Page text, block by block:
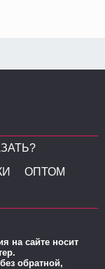
ОПТОМ
на сайте носит
обратной,